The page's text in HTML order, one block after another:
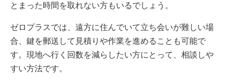
とまった時間を取れない方もいるでしょう。
ゼロプラスでは、遠方に住んでいて立ち会いが難しい場
合、鍵を郵送して見積りや作業を進めることも可能で
す。現地へ行く回数を減らしたい方にとって、相談しや
すい方法です。